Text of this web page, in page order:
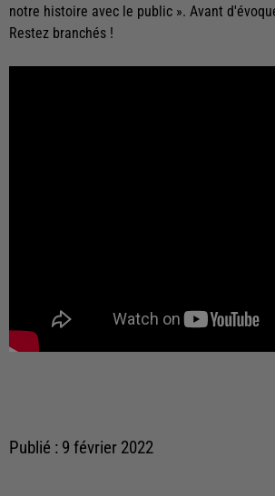
notre histoire avec le public ». Avant
Restez branchés !
Publié : 9 février 2022